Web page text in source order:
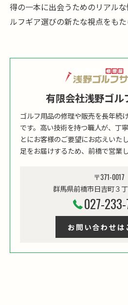
得の一本に出会うためのリアル
ルフギア選びの新たな視点をもた
有限会社浅野ゴル
ゴルフ用品の修理や販売を長年続
です。高い技術を持つ職人が、丁
とにお客様のご要望にお応えいた
足をお届けするため、前橋で営業し
〒371-0017
群馬県前橋市日吉町３
027-233-
お問い合わせは